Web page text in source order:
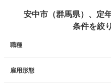
安中市（群馬県）、定
条件を絞
職種
雇用形態